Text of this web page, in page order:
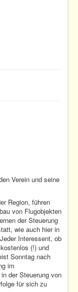
Verein und seine
Region, führen
von Flugobjekten
der Steuerung
wie auch hier in
Interessent, ob
(!) und
Sonntag nach
im
der Steuerung von
für sich zu